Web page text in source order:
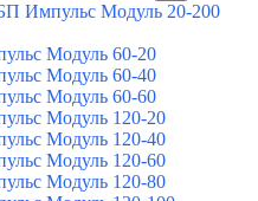
Импульс Модуль 20-200
Модуль 60-20
Модуль 60-40
Модуль 60-60
Модуль 120-20
Модуль 120-40
Модуль 120-60
Модуль 120-80